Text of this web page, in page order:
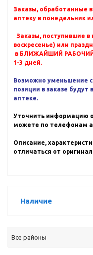
Заказы, обработанные
аптеку в понедельник
Заказы, поступившие
воскресенье) или
в БЛИЖАЙШИЙ РАБОЧИЙ
1-3 дней.
Возможно уменьшение
позиции в заказе
аптеке.
Уточнить информацию
можете по телефонам
Описание,
отличаться от
Наличие
Все районы